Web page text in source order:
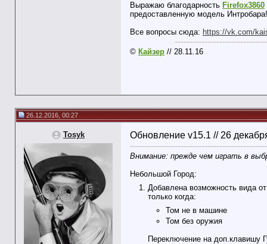
Выражаю благодарность Firefox3860
предоставленную модель
Все вопросы сюда: https://vk.com/
© Кайзер // 28.11.16
26.12.2016, 00:27
Tosyk
Обновление v15.1 // 26
Внимание: прежде чем играть в
Небольшой Город:
Добавлена возможность вида
только когда:
Том не в машине
Том без оружия
Переключение на доп.клавишу